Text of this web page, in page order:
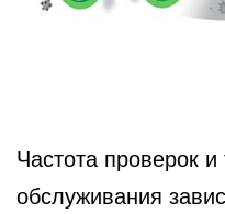
Частота проверок и
обслуживания